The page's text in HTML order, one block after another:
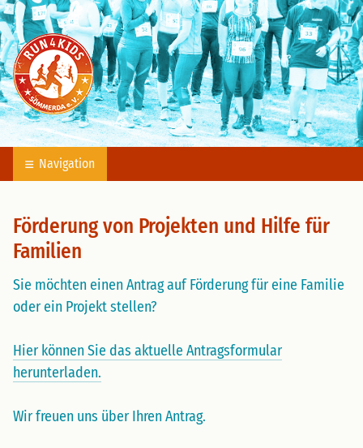
Run4Kids Sömmerda e.V.
Wir machen uns Stark - für todkranke Kinder!
Navigation
Förderung von Projekten und Hilfe für
Familien
Sie möchten einen Antrag auf Förderung für eine Familie
oder ein Projekt stellen?
Hier können Sie das aktuelle Antragsformular
herunterladen.
Wir freuen uns über Ihren Antrag.